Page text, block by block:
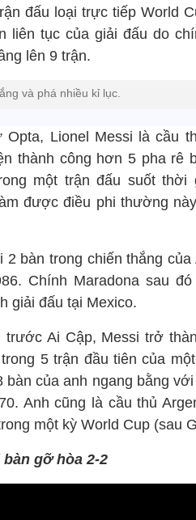
đấu loại trực tiếp World
liên tục của giải đấu do
lên 9 trận.
và phá nhiều kỉ lục.
Opta, Lionel Messi là cầu
thành công hơn 5 pha rê
một trận đấu suốt thời
được điều phi thường
2 bàn trong chiến thắng
Chính Maradona sau
giải đấu tại Mexico.
Ai Cập, Messi trở
5 trận đầu tiên của
bàn của anh ngang bằng
Anh cũng là cầu thủ
một kỳ World Cup (sau
gỡ hòa 2-2